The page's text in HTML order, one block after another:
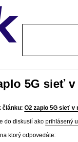
5G sieť
článku: O2 zaplo 5G sieť
do diskusií ako prihlásený
ktorý odpovedáte: